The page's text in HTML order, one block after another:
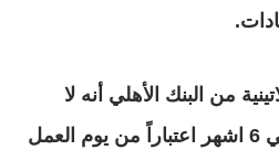
من البنك الأهلي أنه لا
يمكن الاسترداد قبل مضي 6 اشهر اعتباراً من يوم العمل